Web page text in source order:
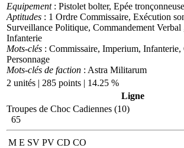
Equipement: Pistolet bolter, Epée tronçonneuse
Aptitudes : 1 Ordre Commissaire, Exécution
Surveillance Politique, Commandement
Infanterie
Mots-clés : Commissaire, Imperium,
Personnage
Mots-clés de faction : Astra Militarum
2 unités | 285 points | 14.25 %
Ligne
Troupes de Choc Cadiennes (10)
65
M E SV PV CD CO